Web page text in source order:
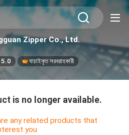
Zipper Co., Ltd.
5.0 যাচাইকৃত সরবরাহকারী
is no longer available.
any related products that
you